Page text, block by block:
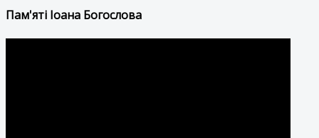
Пам'яті Іоана Богослова